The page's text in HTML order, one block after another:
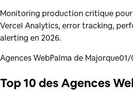
Monitoring production critique pour
Vercel Analytics, error tracking,
alerting en 2026.
Agences WebPalma de Majorque01/
Top 10 des Agences